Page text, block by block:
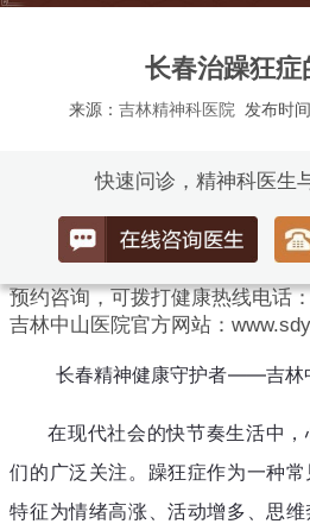
长春治躁狂症
来源： 吉林精神科医院 发布时
快速问诊，精神科医生
预约咨询，可拨打健康热线电话
吉林中山医院官方网站：
长春精神健康守护者——吉林
在现代社会的快节奏生活中
们的广泛关注。躁狂症作为一种
特征为情绪高涨、活动增多、思